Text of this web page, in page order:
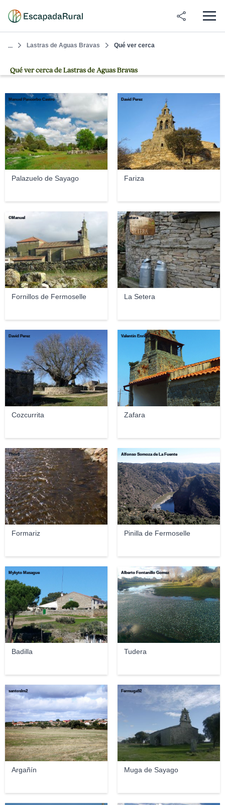
... Lastras de Aguas Bravas Qué ver cerca
Qué ver cerca de Lastras de Aguas Bravas
Palazuelo de Sayago
Manuel Pancorbo Castro
Fariza
David Perez
Fornillos de Fermoselle
©Manuel
La Setera
La Setera
Cozcurrita
David Perez
Zafara
Valentín Enrique
Formariz
Thor8
Pinilla de Fermoselle
Alfonso Somoza de La Fuente
Badilla
Mykyto Masague
Tudera
Alberto Fontanillo Gomez
Argañín
santoslm2
Muga de Sayago
Fermuga92